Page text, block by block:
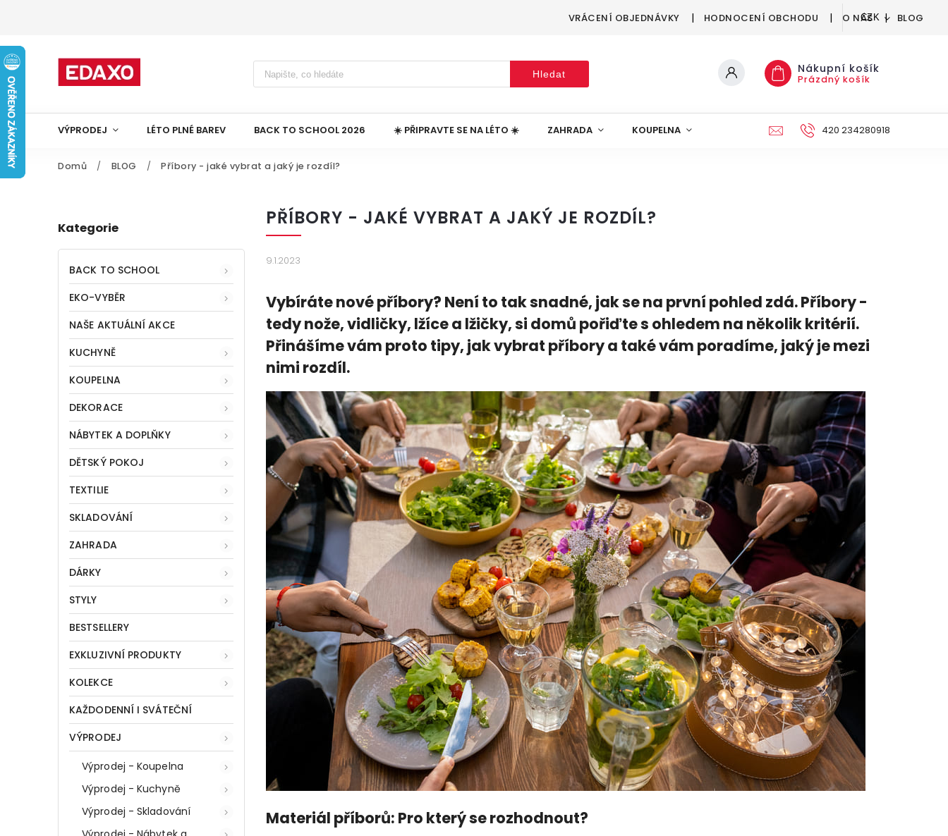
VRÁCENÍ OBJEDNÁVKY HODNOCENÍ OBCHODU O NÁS BLOG
CZK
Hledat Nákupní košík
Prázdný košík
VÝPRODEJ LÉTO PLNÉ BAREV BACK TO SCHOOL 2026 ☀️ PŘIPRAVTE SE NA LÉTO ☀️ ZAHRADA KOUPELNA DEKORACE
420 234280918
Domů / BLOG / Příbory - jaké vybrat a jaký je rozdíl?
Kategorie
BACK TO SCHOOL
EKO-VYBĚR
NAŠE AKTUÁLNÍ AKCE
KUCHYNĚ
KOUPELNA
DEKORACE
NÁBYTEK A DOPLŇKY
DĚTSKÝ POKOJ
TEXTILIE
SKLADOVÁNÍ
ZAHRADA
DÁRKY
STYLY
BESTSELLERY
EXKLUZIVNÍ PRODUKTY
KOLEKCE
KAŽDODENNÍ I SVÁTEČNÍ
VÝPRODEJ
Výprodej - Koupelna
Výprodej - Kuchyně
Výprodej - Skladování
PŘÍBORY - JAKÉ VYBRAT A JAKÝ JE ROZDÍL?
9.1.2023
Vybíráte nové příbory? Není to tak snadné, jak se na první pohled zdá. Příbory -
tedy nože, vidličky, lžíce a lžičky, si domů pořiďte s ohledem na několik kritérií.
Přinášíme vám proto tipy, jak vybrat příbory a také vám poradíme, jaký je mezi
nimi rozdíl.
Materiál příborů: Pro který se rozhodnout?